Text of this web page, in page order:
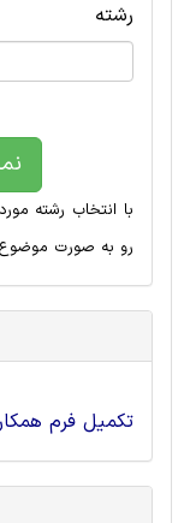
رشته
با انتخاب رشته
رو به صورت
تکمیل فرم